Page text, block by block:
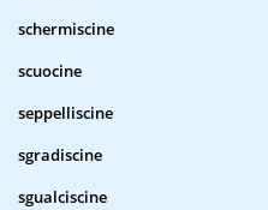
schermiscine
scuocine
seppelliscine
sgradiscine
sgualciscine